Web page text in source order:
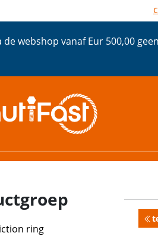
de webshop vanaf Eur 500,00
ring